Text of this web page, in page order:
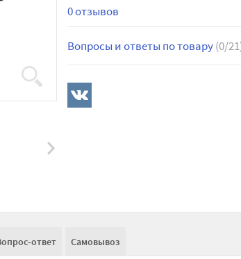
0 отзывов
Вопросы и ответы по товару(0/
ответ Самовывоз